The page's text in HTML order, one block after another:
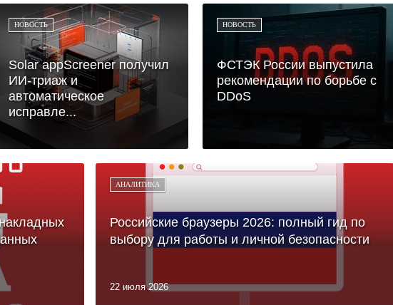
НОВОСТЬ
Solar appScreener получил
ИИ-триаж и
автоматическое
исправле...
НОВОСТЬ
ФСТЭК России выпустила
рекомендации по борьбе с
DDoS
АНАЛИТИКА
Российские браузеры 2026: полный гид по
выбору для работы и личной безопасности
22 июля 2026